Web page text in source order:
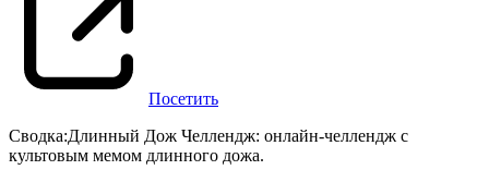
Посетить
Сводка:Длинный Дож Челлендж: онлайн-челлендж с
культовым мемом длинного дожа.